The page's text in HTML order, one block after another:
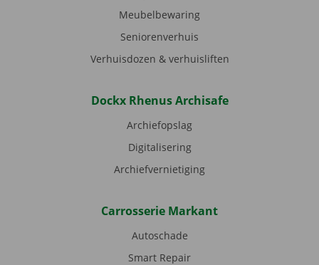
Meubelbewaring
Seniorenverhuis
Verhuisdozen & verhuisliften
Dockx Rhenus Archisafe
Archiefopslag
Digitalisering
Archiefvernietiging
Carrosserie Markant
Autoschade
Smart Repair